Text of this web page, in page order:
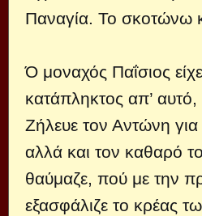
Παναγία. Το σκοτώνω
Ό μοναχός Παΐσιος είχε
κατάπληκτος απ’
Ζήλευε τον Αντώνη για
αλλά και τον καθαρό
θαύμαζε, πού με την
εξασφάλιζε το κρέας